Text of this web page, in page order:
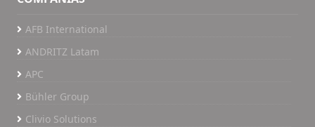
#CBNAPet Más información en
http://www.cbna.com.br Fuente: CBNA Pet
AFB International
ANDRITZ Latam
APC
Bühler Group
Clivio Solutions